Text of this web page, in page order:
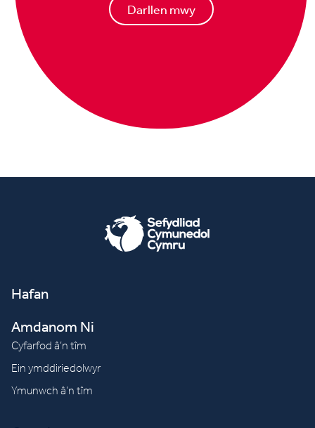
Darllen mwy
Hafan
Amdanom Ni
Cyfarfod â’n tîm
Ein ymddiriedolwyr
Ymunwch â’n tîm